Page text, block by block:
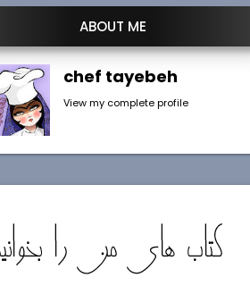
ABOUT ME
chef tayebeh
View my complete profile